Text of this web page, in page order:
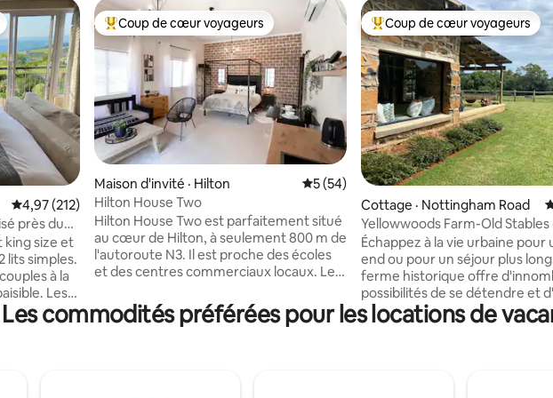
les plus aimés
Note moyenne de 4,97 sur 5, 212 commentaires
4,97 (212)
près du
king size et
lits simples.
à la
Les
Coup de cœur voyageurs parmi les plus aimés
Coup de cœur voyageurs
Maison d'invité · Hilton Note moyenne de 5 sur 5, 54
5 (54)
Hilton House Two
Hilton House Two est parfaitement situé
au cœur de Hilton, à seulement 800 m de
l'autoroute N3. Il est proche des écoles
et des centres commerciaux locaux. Le
propre entrée et est relié à la maison
principale. La propriété dispose d'un
Coup de cœur voyageurs
Coup de cœur voyageurs
Cottage · Nottingham Road
Yellowwoods Farm-Old Stables
2 chambres
Échappez à la vie urbaine pour
end ou pour un séjour plus
ferme historique offre
possibilités de se détendre et
les Midlands du KwaZulu-Natal.
aimons à penser que nous
pistes cyclables, marchés
Les commodités préférées pour les locations de